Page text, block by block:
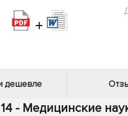
+
дешевле
14 - Медицинские